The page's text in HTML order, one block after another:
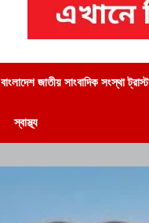
বাংলাদেশ জাতীয় সাংবাদিক সংস্থা ট্রাস্ট
স্বাস্থ্য